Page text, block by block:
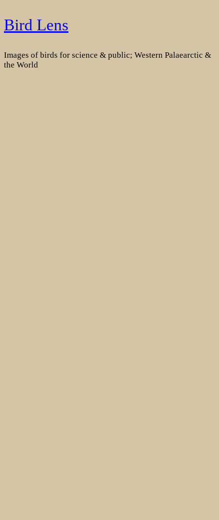
Skip
to
Bird Lens
Images of birds for science & public; Western Palaearctic &
the World